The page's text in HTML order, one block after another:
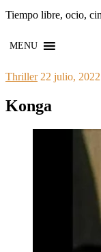
Tiempo libre, ocio,
MENU
Thriller 22 julio, 2022
Konga